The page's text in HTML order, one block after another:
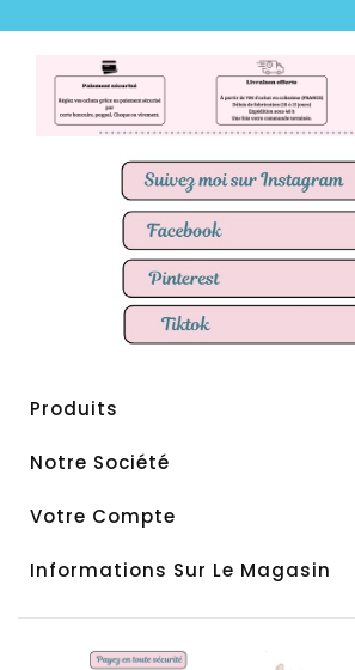
Produits
Notre Société
Votre Compte
Informations Sur Le Magasin